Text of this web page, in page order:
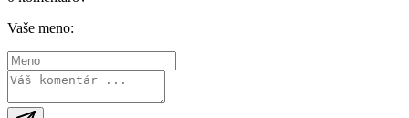
Vaše meno: